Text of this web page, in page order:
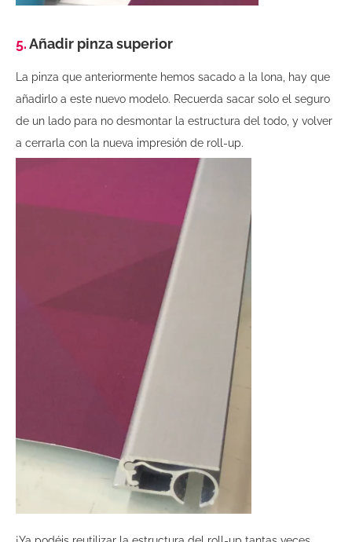
5.Añadir pinza superior
La pinza que anteriormente hemos sacado a la lona, hay que
añadirlo a este nuevo modelo. Recuerda sacar solo el seguro
de un lado para no desmontar la estructura del todo, y volver
a cerrarla con la nueva impresión de roll-up.